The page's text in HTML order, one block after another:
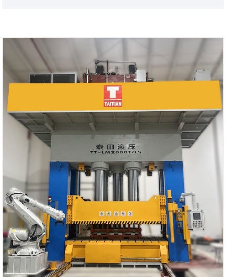
নেতৃত্বের সময়: 4 মাস